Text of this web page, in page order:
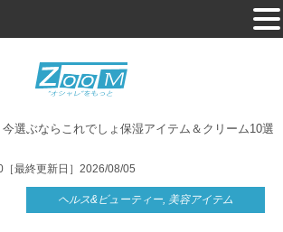
今選ぶならこれでしょ保湿アイテム＆クリーム10選
最終更新日］2026/08/05
ヘルス&ビューティー, 美容アイテム